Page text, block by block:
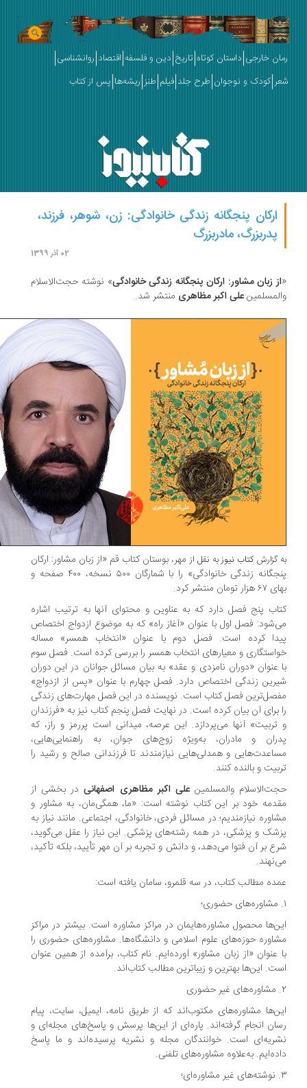
خارجی داستان کوتاه تاریخ دین و فلسفه اقتصاد روانشناسی
کودک و نوجوان طرح جلد فیلم طنز ریشه‌ها پس از کتاب
ارکان پنجگانه زندگی خانوادگی: زن، شوهر، فرزند،
پدربزرگ، مادربزرگ
زبان مشاور: ارکان پنجگانه زندگی خانوادگی» نوشته حجت‌الاسلام
علی اکبر مظاهریمنتشر شد.
گزارش کتاب نیوز به نقل ازمهر، بوستان کتاب قم «از زبان مشاور: ارکان
پنجگانه زندگی خانوادگی» را با شمارگان ۵۰۰ نسخه، ۴۰۰ صفحه و
پنج فصل دارد که به عناوین و محتوای آنها به ترتیب اشاره
فصل اول با عنوان «آغاز راه» که به موضوع ازدواج اختصاص
کرده است. فصل دوم با عنوان «انتخاب همسر» مساله
و معیارهای انتخاب همسر را بررسی کرده است. فصل سوم
عنوان «دوران نامزدی و عقد» به بیان مسائل جوانان در این دوران
زندگی اختصاص دارد. فصل چهارم با عنوان «پس از ازدواج»
فصل کتاب است. نویسنده در این فصل مهارت‌های زندگی
برای آن بیان کرده است. در نهایت فصل پنجم کتاب نیز به «فرزندان
آنها می‌پردازد. این عرصه، میدانی است پررمز و راز، که
و مادران، به‌ویژه زوج‌های جوان، به راهنمایی‌هایی،
و همدلی‌هایی نیازمندند تا فرزندانی صالح و رشید را
و بالنده کنند.
والمسلمینعلی اکبر مظاهری اصفهانیدر بخشی از
خود بر این کتاب نوشته است: «ما، همگی‌مان، به مشاور و
نیازمندیم؛ در مسائل فردی، خانوادگی، اجتماعی. مانند نیاز به
و پزشکی، در همه رشته‌های پزشکی. این نیاز را عقل می‌گوید،
بر آن فتوا می‌دهد، و دانش و تجربه بر آن مهر تأیید، بلکه تأکید،
مطالب کتاب، در سه قلمرو، سامان یافته است:
محصول مشاوره‌هایمان در مراکز مشاوره است. بیشتر در مراکز
حوزه‌های علوم اسلامی و دانشگاه‌ها. مشاوره‌های حضوری را
عنوان «از زبان مشاور» آورده‌ایم. نام کتاب، برآمده از همین عنوان
این‌ها بهترین و زیباترین مطالب کتاب‌اند.
مشاوره‌های مکتوب‌اند که از طریق نامه، ایمیل، سایت، پیام
انجام گرفته‌اند. پاره‌ای از این‌ها پرسش و پاسخ‌های مجله‌ای و
است. خوانندگان مجله و نشریه پرسیده‌اند و ما پاسخ
به‌علاوه مشاوره‌های تلفنی.